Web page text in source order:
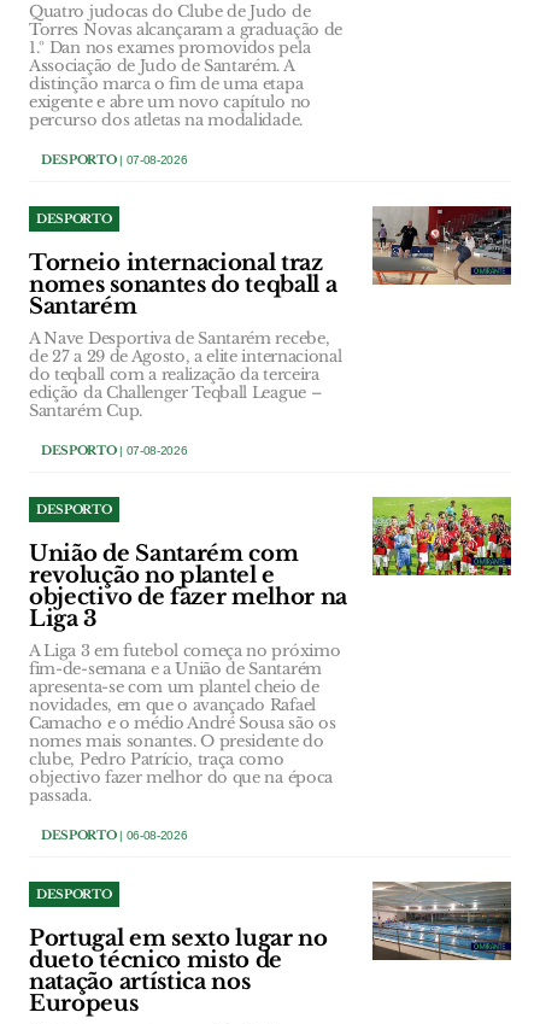
Quatro judocas do Clube de Judo de
Torres Novas alcançaram a graduação de
1.º Dan nos exames promovidos pela
Associação de Judo de Santarém. A
distinção marca o fim de uma etapa
exigente e abre um novo capítulo no
percurso dos atletas na modalidade.
DESPORTO| 07-08-2026
DESPORTO
Torneio internacional traz
nomes sonantes do teqball a
Santarém
A Nave Desportiva de Santarém recebe,
de 27 a 29 de Agosto, a elite internacional
do teqball com a realização da terceira
edição da Challenger Teqball League –
Santarém Cup.
DESPORTO| 07-08-2026
DESPORTO
União de Santarém com
revolução no plantel e
objectivo de fazer melhor na
Liga 3
A Liga 3 em futebol começa no próximo
fim-de-semana e a União de Santarém
apresenta-se com um plantel cheio de
novidades, em que o avançado Rafael
Camacho e o médio André Sousa são os
nomes mais sonantes. O presidente do
clube, Pedro Patrício, traça como
objectivo fazer melhor do que na época
passada.
DESPORTO| 06-08-2026
DESPORTO
Portugal em sexto lugar no
dueto técnico misto de
natação artística nos
Europeus